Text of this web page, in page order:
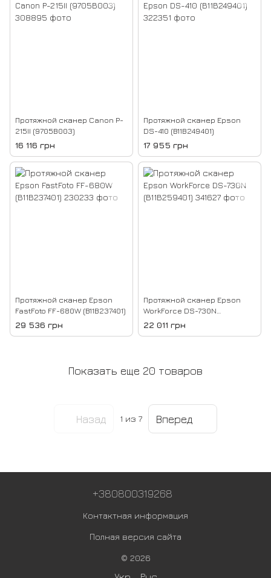
Протяжной сканер Canon P-
215II (9705B003)
16 116 грн
Протяжной сканер Epson
DS-410 (B11B249401)
17 955 грн
Протяжной сканер Epson
FastFoto FF-680W (B11B237401)
29 536 грн
Протяжной сканер Epson
WorkForce DS-730N
(B11B259401)
22 011 грн
Показать еще 20 товаров
Назад 1 из 7 Вперед
+380800319268
Контактная информация
Полная версия сайта
© 2026